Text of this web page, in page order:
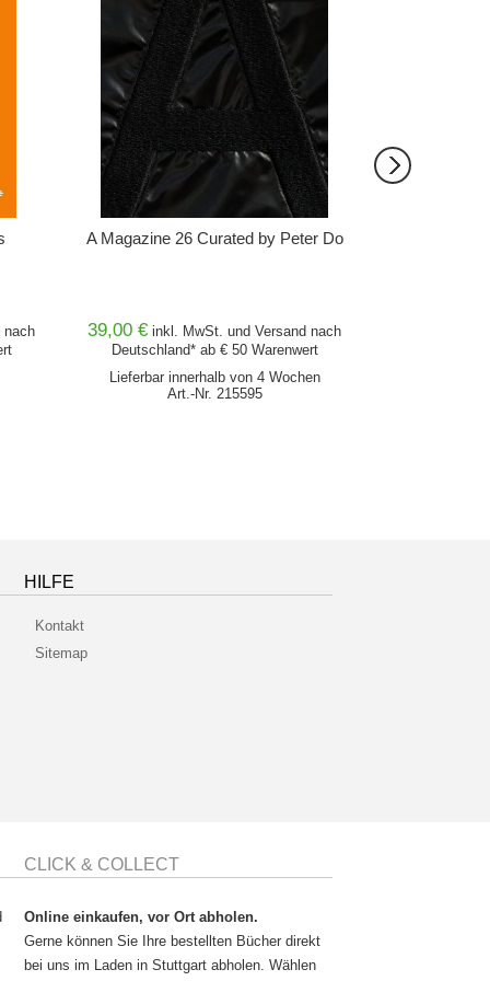
nach
A Magazine 26 Curated by Peter Do
39,00 € inkl. MwSt. und Versand nach
Deutschland* ab € 50 Warenwert
Lieferbar innerhalb von 4 Wochen
Art.-Nr. 215595
HILFE
Kontakt
Sitemap
CLICK & COLLECT
Online einkaufen, vor Ort abholen.
Gerne können Sie Ihre bestellten Bücher direkt
bei uns im Laden in Stuttgart abholen. Wählen